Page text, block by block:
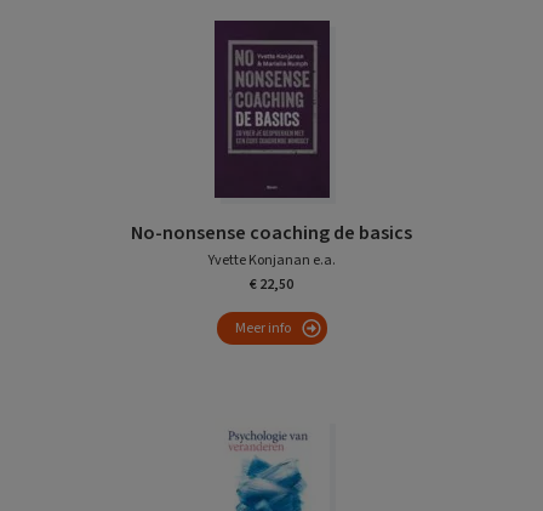
No-nonsense coaching de basics
Yvette Konjanan e.a.
€ 22,50
Meer info